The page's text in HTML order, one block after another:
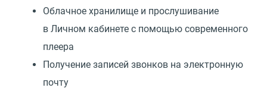
Облачное хранилище и прослушивание
в Личном кабинете с помощью современного
плеера
Получение записей звонков на электронную
почту